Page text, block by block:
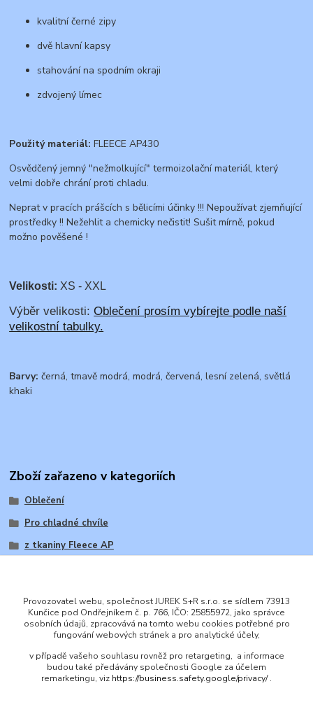
kvalitní černé zipy
dvě hlavní kapsy
stahování na spodním okraji
zdvojený límec
Použitý materiál: FLEECE AP430
Osvědčený jemný "nežmolkující" termoizolační materiál, který
velmi dobře chrání proti chladu.
Neprat v pracích prášcích s bělicími účinky !!! Nepoužívat zjemňující
prostředky !! Nežehlit a chemicky nečistit! Sušit mírně, pokud
možno pověšené !
Velikosti: XS - XXL
Výběr velikosti:Oblečení prosím vybírejte podle naší
velikostní tabulky.
Barvy: černá, tmavě modrá, modrá, červená, lesní zelená, světlá
khaki
Zboží zařazeno v kategoriích
Oblečení
Pro chladné chvíle
z tkaniny Fleece AP
ENGLISH
© 2016 JUREK S+R s.r.o., IČ 25855972
Provozovatel webu, společnost JUREK S+R s.r.o. se sídlem 73913
Kunčice pod Ondřejníkem č. p. 766, IČO: 25855972, jako správce
osobních údajů, zpracovává na tomto webu cookies potřebné pro
fungování webových stránek a pro analytické účely,
v případě vašeho souhlasu rovněž pro retargeting, a informace
budou také předávány společnosti Google za účelem
remarketingu, viz https://business.safety.google/privacy/.